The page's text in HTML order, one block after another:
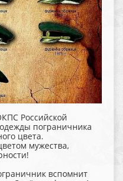
Российской
пограничника
цвета.
мужества,
вспомнит